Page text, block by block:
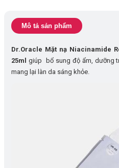
Mô tả sản phẩm
Dr.Oracle Mặt nạ Niacinamide
25ml giúp bổ sung độ ẩm, dưỡng
mang lại làn da sáng khỏe.